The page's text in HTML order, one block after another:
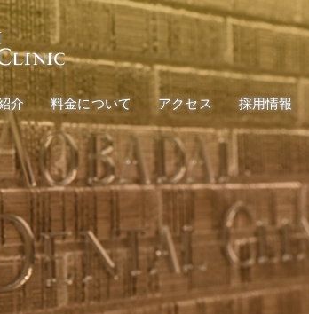
介 料金について
料金のご案内
医療費控除のご案内
アクセス 採用情報
医療費控除のご案内